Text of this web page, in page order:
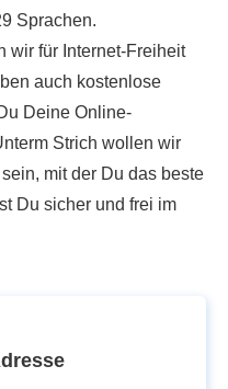
Sprachen.
wir für Internet-Freiheit
auch kostenlose
Deine Online-
Strich wollen wir
mit der Du das beste
Du sicher und frei im